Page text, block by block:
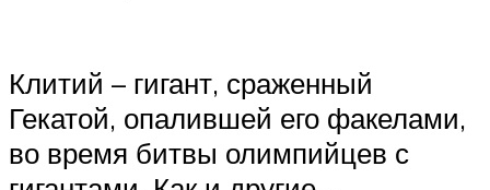
Клитий – гигант, сраженный
Гекатой, опалившей его факелами,
во время битвы олимпийцев с